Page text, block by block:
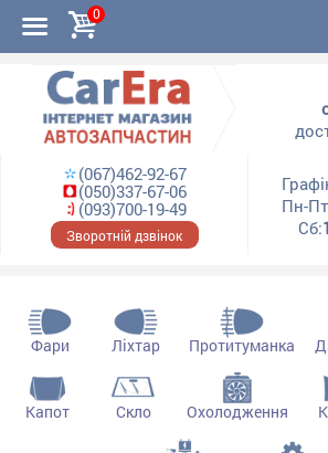
0
(067)462-92-67
(050)337-67-06
(093)700-19-49
Зворотній дзвінок
Пн-
Сб:
Фари Ліхтар Протитуманка
Капот Скло Охолодження